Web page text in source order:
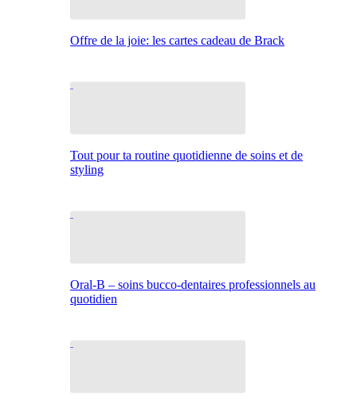
Offre de la joie: les cartes cadeau de Brack
Tout pour ta routine quotidienne de soins et de
styling
Oral-B – soins bucco-dentaires professionnels au
quotidien